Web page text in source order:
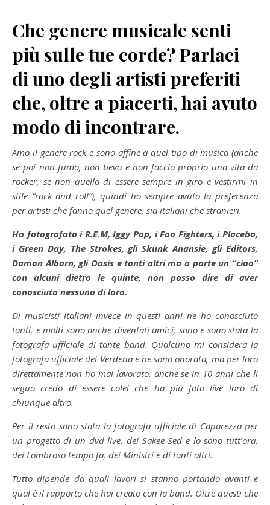
Che genere musicale senti
più sulle tue corde? Parlaci
di uno degli artisti preferiti
che, oltre a piacerti, hai avuto
modo di incontrare.
Amo il genere rock e sono affine a quel tipo di musica (anche
se poi non fumo, non bevo e non faccio proprio una vita da
rocker, se non quella di essere sempre in giro e vestirmi in
stile “rock and roll”), quindi ho sempre avuto la preferenza
per artisti che fanno quel genere, sia italiani che stranieri.
Ho fotografato i R.E.M, Iggy Pop, i Foo Fighters, i Placebo,
i Green Day, The Strokes, gli Skunk Anansie, gli Editors,
Damon Albarn, gli Oasis e tanti altri ma a parte un “ciao”
con alcuni dietro le quinte, non posso dire di aver
conosciuto nessuno di loro.
Di musicisti italiani invece in questi anni ne ho conosciuto
tanti, e molti sono anche diventati amici; sono e sono stata la
fotografa ufficiale di tante band. Qualcuno mi considera la
fotografa ufficiale dei Verdena e ne sono onorata, ma per loro
direttamente non ho mai lavorato, anche se in 10 anni che li
seguo credo di essere colei che ha più foto live loro di
chiunque altro.
Per il resto sono stata la fotografa ufficiale di Caparezza per
un progetto di un dvd live, dei Sakee Sed e lo sono tutt’ora,
dei Lombroso tempo fa, dei Ministri e di tanti altri.
Tutto dipende da quali lavori si stanno portando avanti e
qual è il rapporto che hai creato con la band. Oltre questi che